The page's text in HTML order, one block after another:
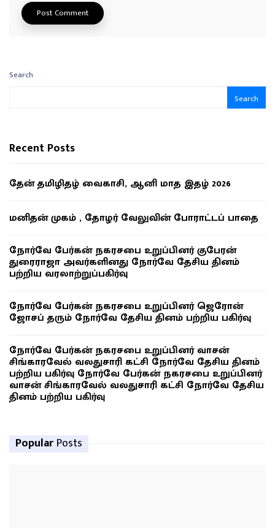
Search
Search
Recent Posts
தேன் தமிழிதழ் வைகாசி, ஆனி மாத இதழ் 2026
மனிதன் முகம் , தோழர் வேலுவின் போராட்டப் பாதை
நோர்வே பேர்கன் நகரசபை உறுப்பினர் குபேரன்
துரைராஜா அவர்களினது நோர்வே தேசிய தினம்
பற்றிய வரலாற்றுப்பகிர்வு
நோர்வே பேர்கன் நகரசபை உறுப்பினர் ஜெரோன்
ஜோசப் தரும் நோர்வே தேசிய தினம் பற்றிய பகிர்வு
நோர்வே பேர்கன் நகரசபை உறுப்பினர் வாசன்
சிங்காரவேல் வலதுசாரி கட்சி நோர்வே தேசிய தினம்
பற்றிய பகிர்வு நோர்வே பேர்கன் நகரசபை உறுப்பினர்
வாசன் சிங்காரவேல் வலதுசாரி கட்சி நோர்வே தேசிய
தினம் பற்றிய பகிர்வு
Popular Posts